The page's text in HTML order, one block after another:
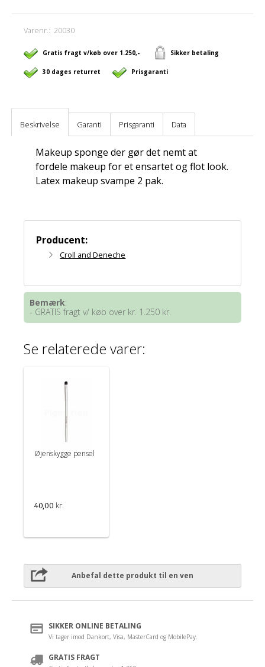
Varenr.:20030
Gratis fragt v/køb over 1.250,- Sikker betaling
30 dages returret Prisgaranti
Beskrivelse Garanti Prisgaranti Data
Makeup sponge der gør det nemt at
fordele makeup for et ensartet og flot look.
Latex makeup svampe 2 pak.
Producent:
Croll and Deneche
Bemærk:
- GRATIS fragt v/ køb over kr. 1.250 kr.
Se relaterede varer:
Øjenskygge pensel
40,00 kr.
Anbefal dette produkt til en ven
SIKKER ONLINE BETALING
Vi tager imod Dankort, Visa, MasterCard og MobilePay.
GRATIS FRAGT